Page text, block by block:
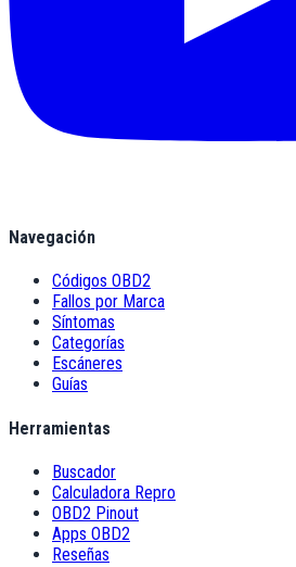
Navegación
Códigos OBD2
Fallos por Marca
Síntomas
Categorías
Escáneres
Guías
Herramientas
Buscador
Calculadora Repro
OBD2 Pinout
Apps OBD2
Reseñas